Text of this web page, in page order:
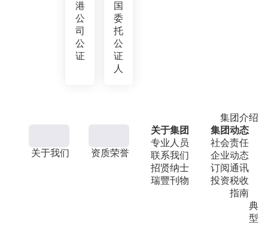
港
公
司
公
证
国
委
托
公
证
人
集团介绍
关于我们 资质荣誉
关于集团
专业人员
联系我们
招贤纳士
瑞豐刊物
集团动态
社会责任
企业动态
订阅通讯
投资税收
指南
典
型